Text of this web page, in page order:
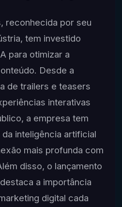
reconhecida por seu
tem investido
para otimizar a
Desde a
de trailers e teasers
interativas
a empresa tem
inteligência artificial
mais profunda com
disso, o lançamento
a importância
digital cada